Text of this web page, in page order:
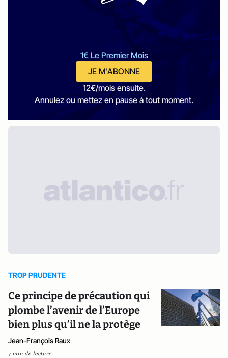
1€ Le Premier Mois
JE M'ABONNE
12€/mois ensuite.
Annulez ou mettez en pause à tout moment.
TROP PRUDENTE
Ce principe de précaution qui
plombe l’avenir de l’Europe
bien plus qu’il ne la protège
Jean-François Raux
7 min de lecture